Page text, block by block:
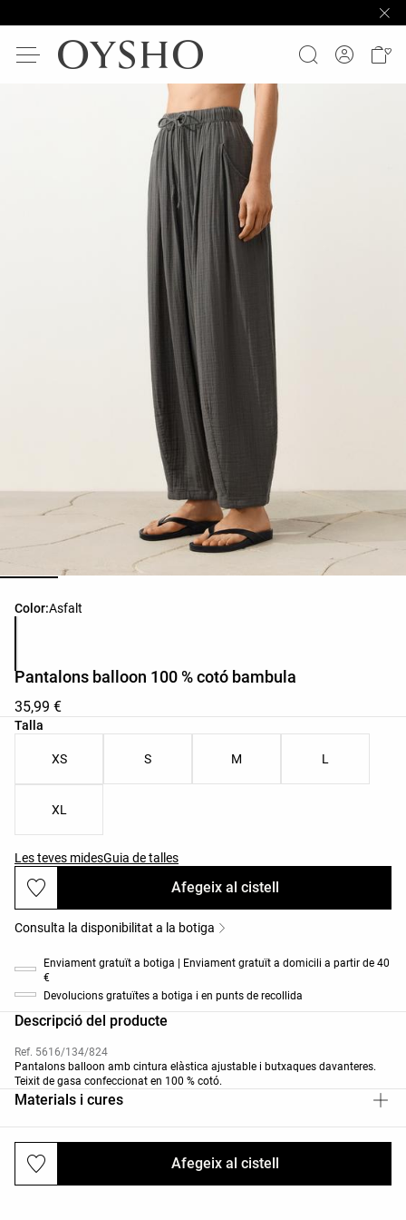
Color:Asfalt
Llista de colors del producte
Pantalons balloon 100 % cotó bambula
35,99 €
Talla
Llista de talles del producte
XS S M L
XL
Les teves midesGuia de talles
Afegeix al cistell
Afegeix al cistell
Consulta la disponibilitat a la botiga
Enviament gratuït a botiga | Enviament gratuït a domicili a partir de 40
€
Devolucions gratuïtes a botiga i en punts de recollida
Descripció del producte
Ref. 5616/134/824
Pantalons balloon amb cintura elàstica ajustable i butxaques davanteres.
Teixit de gasa confeccionat en 100 % cotó.
Materials i cures
Enviaments i devolucions